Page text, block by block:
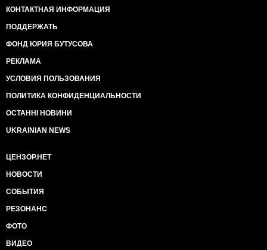
КОНТАКТНАЯ ИНФОРМАЦИЯ
ПОДДЕРЖАТЬ
ФОНД ЮРИЯ БУТУСОВА
РЕКЛАМА
УСЛОВИЯ ПОЛЬЗОВАНИЯ
ПОЛИТИКА КОНФИДЕНЦИАЛЬНОСТИ
ОСТАННІ НОВИНИ
UKRAINIAN NEWS
ЦЕНЗОР.НЕТ
НОВОСТИ
СОБЫТИЯ
РЕЗОНАНС
ФОТО
ВИДЕО